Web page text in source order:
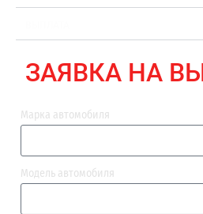
ЗАЯВКА НА
Марка автомобиля
Модель автомобиля